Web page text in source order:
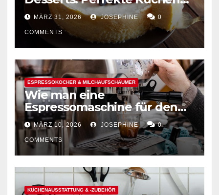
mühelos backen
MÄRZ 31, 2026 JOSEPHINE 0
COMMENTS
ESPRESSOKOCHER & MILCHAUFSCHÄUMER
Wie man eine
Espressomaschine für den
Hausgebrauch auswählt
MÄRZ 10, 2026 JOSEPHINE 0
COMMENTS
KÜCHENAUSSTATTUNG & -ZUBEHÖR